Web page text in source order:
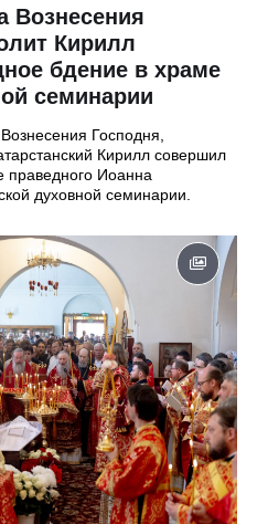
Вознесения
Кирилл
бдение в храме
семинарии
Господня,
Кирилл совершил
праведного Иоанна
духовной семинарии.